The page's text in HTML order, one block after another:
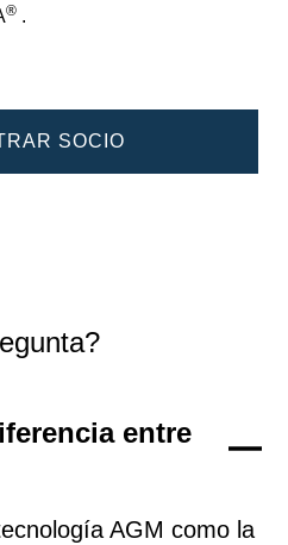
® .
SOCIO
entre
AGM como la